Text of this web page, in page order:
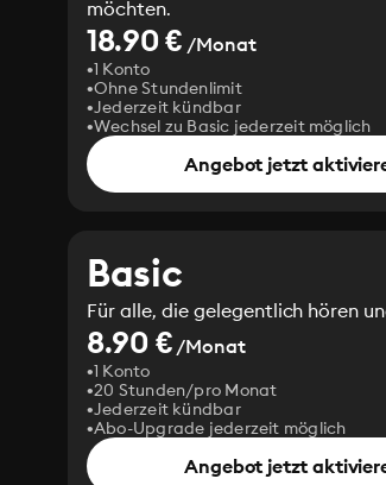
möchten.
18.90 € /Monat
1 Konto
Ohne Stundenlimit
Jederzeit kündbar
Wechsel zu Basic jederzeit möglich
Angebot jetzt
Basic
Für alle, die gelegentlich hören
8.90 €/Monat
1 Konto
20 Stunden/pro Monat
Jederzeit kündbar
Abo-Upgrade jederzeit möglich
Angebot jetzt